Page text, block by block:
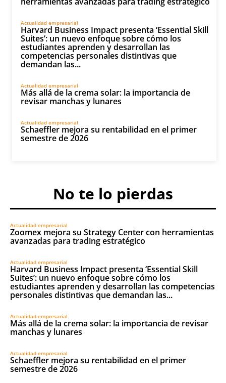
Actualidad empresarial
Harvard Business Impact presenta ‘Essential Skill
Suites’: un nuevo enfoque sobre cómo los
estudiantes aprenden y desarrollan las
competencias personales distintivas que
demandan las...
Actualidad empresarial
Más allá de la crema solar: la importancia de
revisar manchas y lunares
Actualidad empresarial
Schaeffler mejora su rentabilidad en el primer
semestre de 2026
No te lo pierdas
Actualidad empresarial
Zoomex mejora su Strategy Center con herramientas
avanzadas para trading estratégico
Actualidad empresarial
Harvard Business Impact presenta ‘Essential Skill
Suites’: un nuevo enfoque sobre cómo los
estudiantes aprenden y desarrollan las competencias
personales distintivas que demandan las...
Actualidad empresarial
Más allá de la crema solar: la importancia de revisar
manchas y lunares
Actualidad empresarial
Schaeffler mejora su rentabilidad en el primer
semestre de 2026